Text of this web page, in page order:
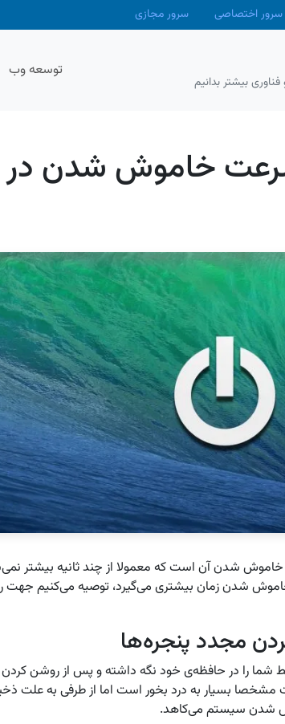
سرور اختصاصی سرور مجازی
بیشتر بدانیم
توسعه وب
خاموش شدن در
شدن آن است که معمولا از چند ثانیه بیشتر
شدن زمان بیشتری می‌گیرد، توصیه می‌کنیم جهت
مجدد پنجره‌ها
شما را در حافظه‌ی خود نگه داشته و پس از روشن
مشخصا بسیار به درد بخور است اما از طرفی به علت
شدن سیستم می‌کاهد.